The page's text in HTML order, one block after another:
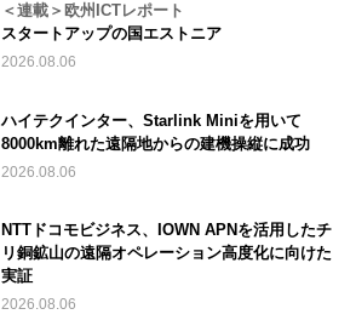
＜連載＞欧州ICTレポート
スタートアップの国エストニア
2026.08.06
ハイテクインター、Starlink Miniを用いて
8000km離れた遠隔地からの建機操縦に成功
2026.08.06
NTTドコモビジネス、IOWN APNを活用したチ
リ銅鉱山の遠隔オペレーション高度化に向けた
実証
2026.08.06